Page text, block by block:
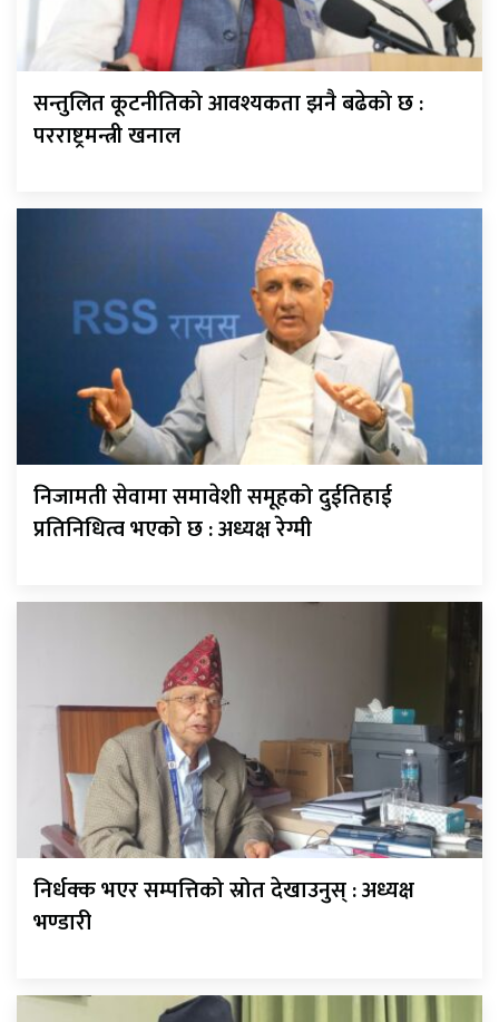
सन्तुलित कूटनीतिको आवश्यकता झनै बढेको छ :
परराष्ट्रमन्त्री खनाल
निजामती सेवामा समावेशी समूहको दुईतिहाई
प्रतिनिधित्व भएको छ : अध्यक्ष रेग्मी
निर्धक्क भएर सम्पत्तिको स्रोत देखाउनुस् : अध्यक्ष
भण्डारी